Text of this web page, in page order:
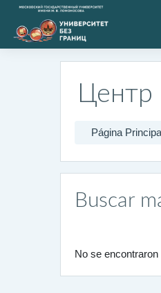
Salta al contenido principal
Центр
Página
Buscar
No se